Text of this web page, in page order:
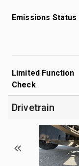
Emissions Status
Limited Function
Check
Drivetrain